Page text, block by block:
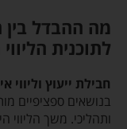
מה ההבדל בין
לתוכנית
חבילת ייעוץ וליווי
בנושאים ספציפיים
ותהליכי. משך הליווי הינו עד